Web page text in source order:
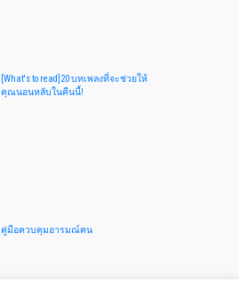
[What's to read]20 บทเพลงที่จะช่วยให้
คุณนอนหลับในคืนนี้!
คู่มือควบคุมอารมณ์คน